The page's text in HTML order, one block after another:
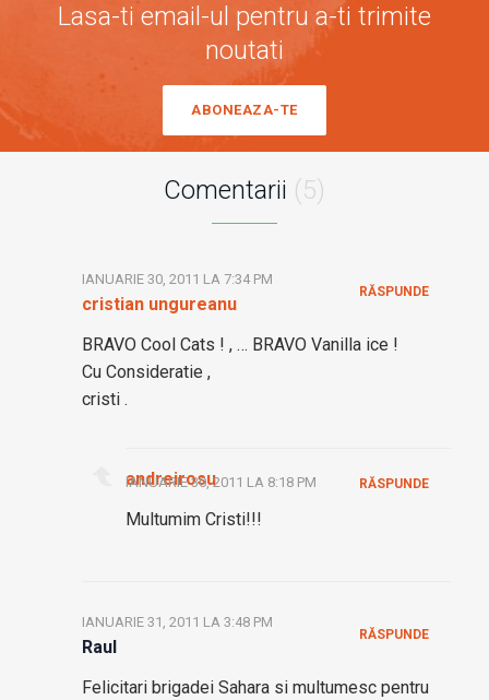
Lasa-ti email-ul pentru a-ti trimite
noutati
ABONEAZA-TE
Comentarii (5)
cristian ungureanu
IANUARIE 30, 2011 LA 7:34 PM
BRAVO Cool Cats ! , … BRAVO Vanilla ice !
Cu Consideratie ,
cristi .
RĂSPUNDE
andreirosu
IANUARIE 30, 2011 LA 8:18 PM
Multumim Cristi!!!
RĂSPUNDE
Raul
IANUARIE 31, 2011 LA 3:48 PM
Felicitari brigadei Sahara si multumesc pentru
RĂSPUNDE